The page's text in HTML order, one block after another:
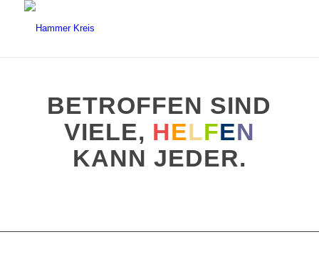
BETROFFEN SIND
VIELE, HELFEN
KANN JEDER.